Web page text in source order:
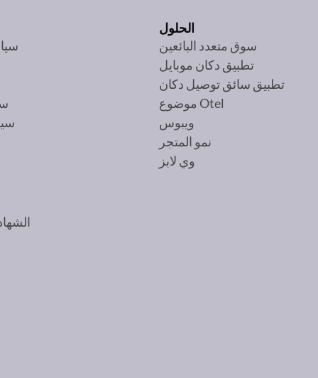
الحلول
سوق متعدد البائعين
تطبيق دكان موبايل
تطبيق سائق توصيل دكان
موضوع Otel
ويبوس
نمو المتجر
وي لابز